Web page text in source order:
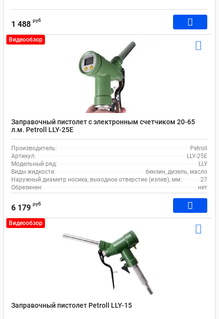
1 488 руб
Видеообзор
Заправочный пистолет с электронным счетчиком 20-65
л.м. Petroll LLY-25Е
Производитель:
Petroll
Артикул:
LLY-25E
Модельный ряд:
LLY
Виды жидкости:
бензин, дизель, масло
Наружный диаметр носика, выходное отверстие (излив), мм:
27
Обрезинен:
нет
6 179 руб
Видеообзор
Заправочный пистолет Petroll LLY-15